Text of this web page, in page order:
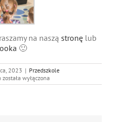
na naszą stronęlub
🙂
2023 | Przedszkole
Wizyta
sokolnika
została wyłączona